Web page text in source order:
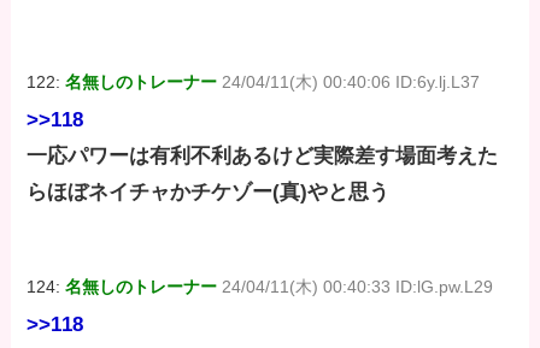
122:名無しのトレーナー 24/04/11(木) 00:40:06 ID:6y.lj.L37
>>118
一応パワーは有利不利あるけど実際差す場面考えた
らほぼネイチャかチケゾー(真)やと思う
124:名無しのトレーナー 24/04/11(木) 00:40:33 ID:lG.pw.L29
>>118